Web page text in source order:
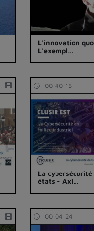
L'innovation
L'exempl…
00:40:15
La cybersécurité
états - Axi…
00:04:24